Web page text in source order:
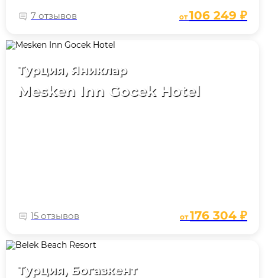
7 отзывов от106 249 ₽
Турция, Яниклар
Mesken Inn Gocek Hotel
15 отзывов от176 304 ₽
Турция, Богазкент